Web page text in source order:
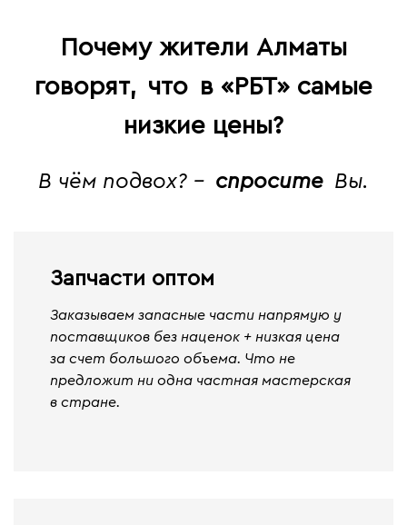
Почему жители Алматы
говорят, что в «РБТ» самые
низкие цены?
В чём подвох? - спросите Вы.
Запчасти оптом
Заказываем запасные части напрямую у
поставщиков без наценок + низкая цена
за счет большого объема. Что не
предложит ни одна частная мастерская
в стране.